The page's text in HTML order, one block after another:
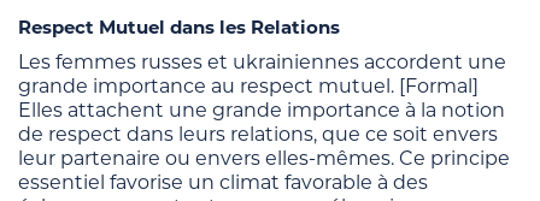
Respect Mutuel dans les Relations
Les femmes russes et ukrainiennes accordent une
grande importance au respect mutuel. [Formal]
Elles attachent une grande importance à la notion
de respect dans leurs relations, que ce soit envers
leur partenaire ou envers elles-mêmes. Ce principe
essentiel favorise un climat favorable à des